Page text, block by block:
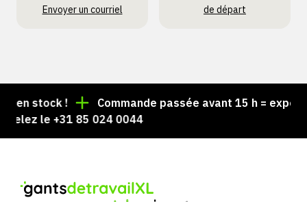
Envoyer un courriel
de départ
stock !
Commande passée avant 15 h = expédiée
le +31 85 024 0044